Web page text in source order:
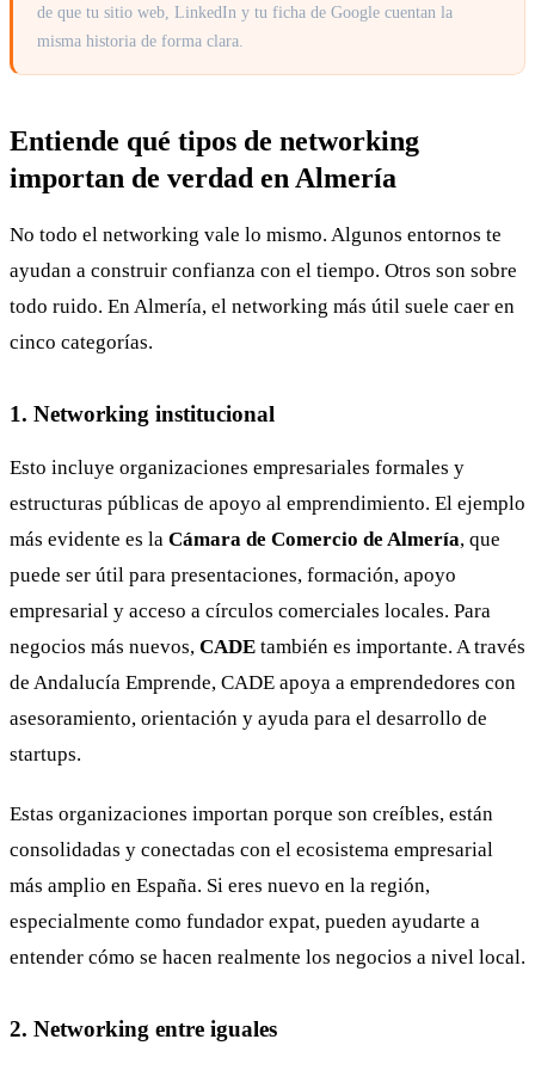
de que tu sitio web, LinkedIn y tu ficha de Google cuentan la
misma historia de forma clara.
Entiende qué tipos de networking
importan de verdad en Almería
No todo el networking vale lo mismo. Algunos entornos te
ayudan a construir confianza con el tiempo. Otros son sobre
todo ruido. En Almería, el networking más útil suele caer en
cinco categorías.
1. Networking institucional
Esto incluye organizaciones empresariales formales y
estructuras públicas de apoyo al emprendimiento. El ejemplo
más evidente es la Cámara de Comercio de Almería, que
puede ser útil para presentaciones, formación, apoyo
empresarial y acceso a círculos comerciales locales. Para
negocios más nuevos, CADE también es importante. A través
de Andalucía Emprende, CADE apoya a emprendedores con
asesoramiento, orientación y ayuda para el desarrollo de
startups.
Estas organizaciones importan porque son creíbles, están
consolidadas y conectadas con el ecosistema empresarial
más amplio en España. Si eres nuevo en la región,
especialmente como fundador expat, pueden ayudarte a
entender cómo se hacen realmente los negocios a nivel local.
2. Networking entre iguales